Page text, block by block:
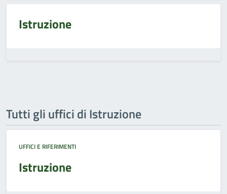
Istruzione
Tutti gli uffici di Istruzione
UFFICI E RIFERIMENTI
Istruzione